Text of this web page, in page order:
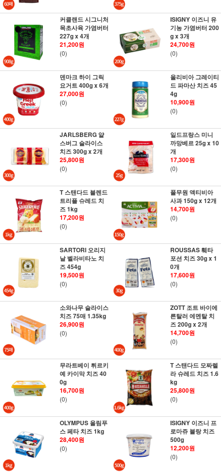
커클랜드 시그니처
목초사육 가염버터
227g x 4개
21,200원
(0)
ISIGNY 이즈니 유
기농 가염버터 200
g x 3개
24,700원
(0)
덴마크 하이 그릭
요거트 400g x 6개
27,000원
(0)
올리비아 그레이티
드 파마산 치즈 45
4g
10,900원
(0)
JARLSBERG 얄
스버그 슬라이스
치즈 300g x 2개
25,800원
(0)
일드프랑스 미니
까망베르 25g x 10
개
17,300원
(0)
T 스탠다드 블렌드
트리플 슈레드 치
즈 1kg
17,200원
(0)
풀무원 액티비아
사과 150g x 12개
14,700원
(0)
SARTORI 오리지
날 벨라비타노 치
즈 454g
19,500원
(0)
ROUSSAS 훼타
포션 치즈 30g x 1
0개
17,600원
(0)
소와나무 슬라이스
치즈 75매 1.35kg
26,900원
(0)
ZOTT 조트 바이에
른탈러 에멘탈 치
즈 200g x 2개
14,700원
(0)
무라트베이 튀르키
예 카이막 치즈 40
0g
16,700원
(0)
T 스탠다드 모짜렐
라 슈레드 치즈 1.6
kg
25,800원
(0)
OLYMPUS 올림푸
스 페타 치즈 1kg
28,400원
(0)
ISIGNY 이즈니 프
로마쥬 블랑 치즈
500g
12,200원
(0)